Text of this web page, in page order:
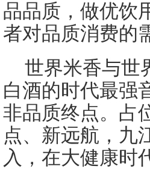
品品质，做优饮
者对品质消费的
世界米香与世
白酒的时代最强
非品质终点。占
点、新远航，九
入，在大健康时